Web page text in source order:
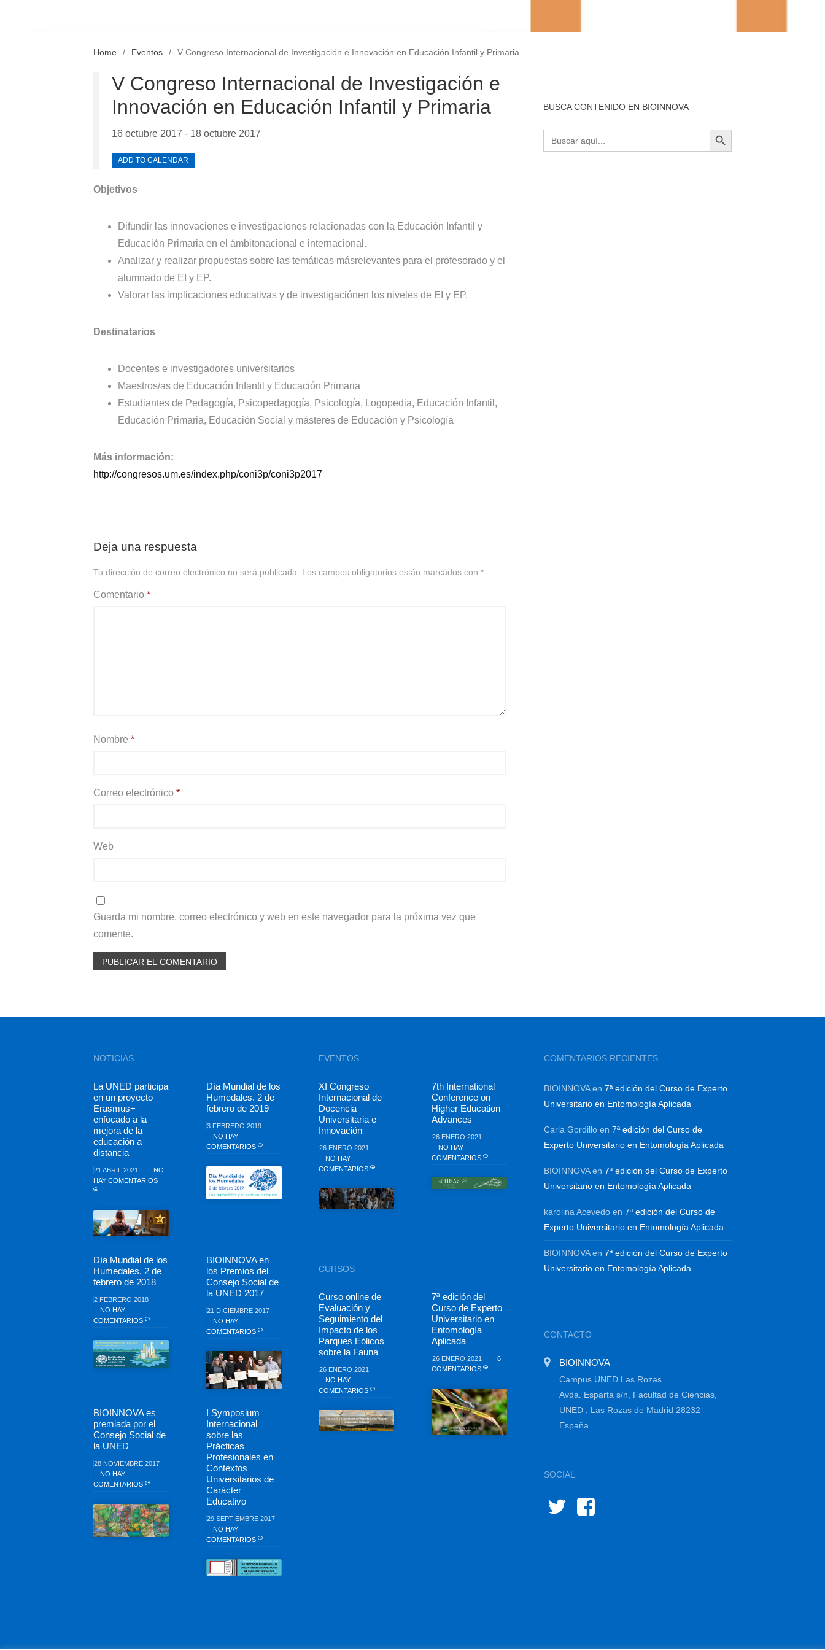
Home Eventos V Congreso Internacional de Investigación e Innovación en Educación Infantil y Primaria
V Congreso Internacional de Investigación e
Innovación en Educación Infantil y Primaria
16 octubre 2017 - 18 octubre 2017
ADD TO CALENDAR
Objetivos
Difundir las innovaciones e investigaciones relacionadas con la Educación Infantil y
Educación Primaria en el ámbitonacional e internacional.
Analizar y realizar propuestas sobre las temáticas másrelevantes para el profesorado y el
alumnado de EI y EP.
Valorar las implicaciones educativas y de investigaciónen los niveles de EI y EP.
Destinatarios
Docentes e investigadores universitarios
Maestros/as de Educación Infantil y Educación Primaria
Estudiantes de Pedagogía, Psicopedagogía, Psicología, Logopedia, Educación Infantil,
Educación Primaria, Educación Social y másteres de Educación y Psicología
Más información:
http://congresos.um.es/index.php/coni3p/coni3p2017
Deja una respuesta
Tu dirección de correo electrónico no será publicada. Los campos obligatorios están marcados con *
Comentario *
Nombre *
Correo electrónico *
Web
Guarda mi nombre, correo electrónico y web en este navegador para la próxima vez que
comente.
BUSCA CONTENIDO EN BIOINNOVA
Buscar: BOTÓN DE BÚSQUEDA
NOTICIAS
La UNED participa
en un proyecto
Erasmus+
enfocado a la
mejora de la
educación a
distancia
21 ABRIL 2021
NO
HAY COMENTARIOS
Día Mundial de los
Humedales. 2 de
febrero de 2019
3 FEBRERO 2019
NO HAY
COMENTARIOS
Día Mundial de los
Humedales. 2 de
febrero de 2018
2 FEBRERO 2018
NO HAY
COMENTARIOS
BIOINNOVA en
los Premios del
Consejo Social de
la UNED 2017
21 DICIEMBRE 2017
NO HAY
COMENTARIOS
BIOINNOVA es
premiada por el
Consejo Social de
la UNED
28 NOVIEMBRE 2017
NO HAY
COMENTARIOS
I Symposium
Internacional
sobre las
Prácticas
Profesionales en
Contextos
Universitarios de
Carácter
Educativo
29 SEPTIEMBRE 2017
NO HAY
COMENTARIOS
EVENTOS
XI Congreso
Internacional de
Docencia
Universitaria e
Innovación
26 ENERO 2021
NO HAY
COMENTARIOS
7th International
Conference on
Higher Education
Advances
26 ENERO 2021
NO HAY
COMENTARIOS
CURSOS
Curso online de
Evaluación y
Seguimiento del
Impacto de los
Parques Eólicos
sobre la Fauna
26 ENERO 2021
NO HAY
COMENTARIOS
7ª edición del
Curso de Experto
Universitario en
Entomología
Aplicada
26 ENERO 2021
6
COMENTARIOS
COMENTARIOS RECIENTES
BIOINNOVAen7ª edición del Curso de Experto
Universitario en Entomología Aplicada
Carla Gordillo en7ª edición del Curso de
Experto Universitario en Entomología Aplicada
BIOINNOVAen7ª edición del Curso de Experto
Universitario en Entomología Aplicada
karolina Acevedo en7ª edición del Curso de
Experto Universitario en Entomología Aplicada
BIOINNOVAen7ª edición del Curso de Experto
Universitario en Entomología Aplicada
CONTACTO
BIOINNOVA
Campus UNED Las Rozas
Avda. Esparta s/n, Facultad de Ciencias,
UNED , Las Rozas de Madrid 28232
España
SOCIAL